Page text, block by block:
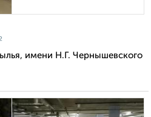
имени Н.Г. Чернышевского